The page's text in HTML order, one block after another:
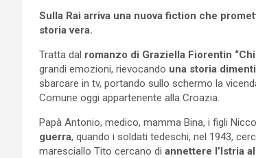
Sulla Rai arriva una nuova fiction che
storia vera.
Tratta dal romanzo di Graziella Fiorentin
grandi emozioni, rievocando una storia
sbarcare in tv, portando sullo schermo la
Comune oggi appartenente alla Croazia.
Papà Antonio, medico, mamma Bina, i figli
guerra, quando i soldati tedeschi, nel 1943,
maresciallo Tito cercano di annettere l’Istria